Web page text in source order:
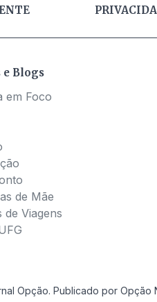
e Blogs
em Foco
de Mãe
de Viagens
Opção. Publicado por Opção